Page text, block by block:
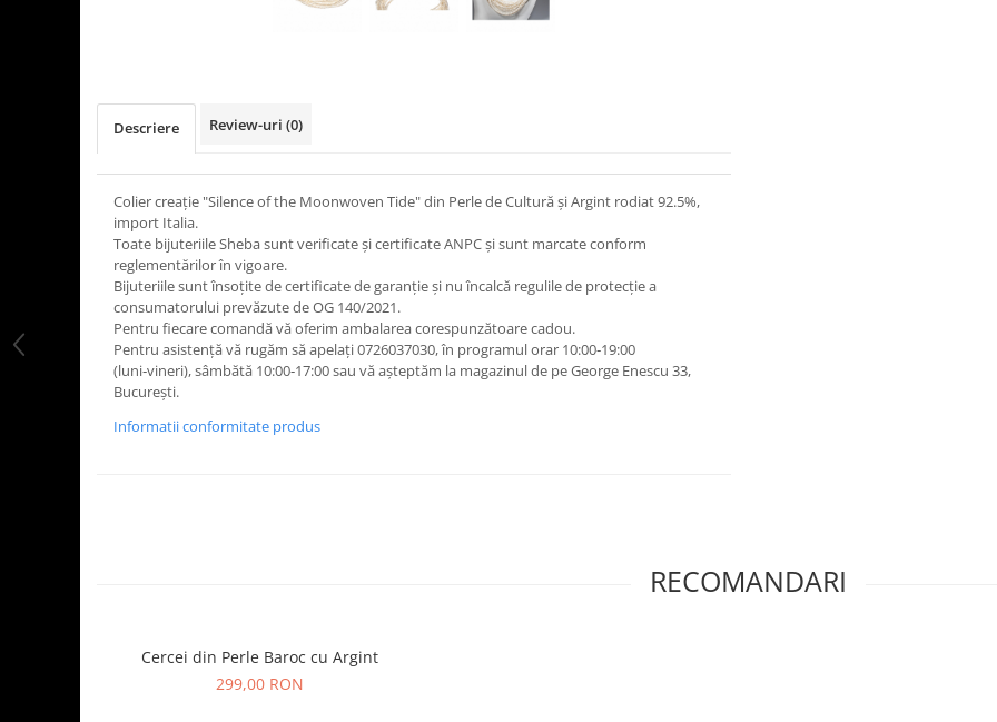
Descriere Review-uri (0)
Colier creație "Silence of the Moonwoven Tide" din Perle de Cultură și Argint rodiat 92.5%,
import Italia.
Toate bijuteriile Sheba sunt verificate şi certificate ANPC și sunt marcate conform
reglementărilor în vigoare.
Bijuteriile sunt însoţite de certificate de garanţie și nu încalcă regulile de protecție a
consumatorului prevăzute de OG 140/2021.
Pentru fiecare comandă vă oferim ambalarea corespunzătoare cadou.
Pentru asistență vă rugăm să apelați 0726037030, în programul orar 10:00‑19:00
(luni‑vineri), sâmbătă 10:00‑17:00 sau vă așteptăm la magazinul de pe George Enescu 33,
București.
Informatii conformitate produs
RECOMANDARI
Cercei din Perle Baroc cu Argint
299,00 RON